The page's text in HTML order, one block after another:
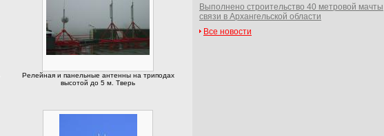
Релейная и панельные антенны на триподах
высотой до 5 м. Тверь
Выполнено строительство 40 метровой мачты
связи в Архангельской области
Все новости